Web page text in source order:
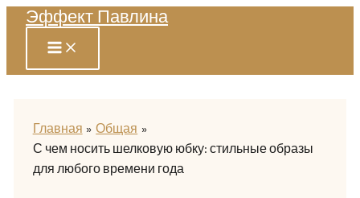
Перейти
содержимому
Эффект Павлина
Главная
Общая
С чем носить шелковую юбку: стильные образы
для любого времени года